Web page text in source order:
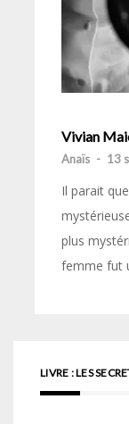
Vivian
Anaïs - 13
Il parait
plus
femme fut
LIVRE : LES